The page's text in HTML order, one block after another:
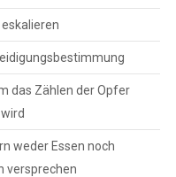
das Zählen der Opfer
weder Essen noch
versprechen